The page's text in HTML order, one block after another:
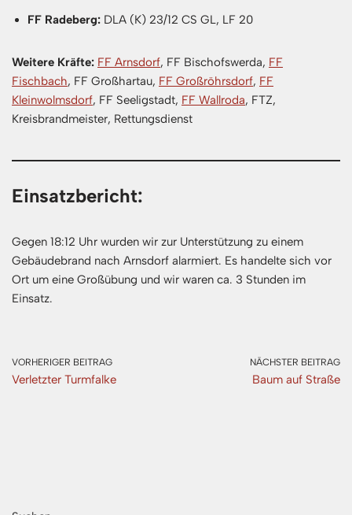
FF Radeberg: DLA (K) 23/12 CS GL, LF 20
Weitere Kräfte: FF Arnsdorf, FF Bischofswerda, FF
Fischbach, FF Großhartau, FF Großröhrsdorf, FF
Kleinwolmsdorf, FF Seeligstadt, FF Wallroda, FTZ,
Kreisbrandmeister, Rettungsdienst
Einsatzbericht:
Gegen 18:12 Uhr wurden wir zur Unterstützung zu einem
Gebäudebrand nach Arnsdorf alarmiert. Es handelte sich vor
Ort um eine Großübung und wir waren ca. 3 Stunden im
Einsatz.
VORHERIGER BEITRAG
Verletzter Turmfalke
NÄCHSTER BEITRAG
Baum auf Straße